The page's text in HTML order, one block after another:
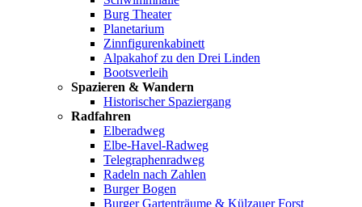
Burg Theater
Planetarium
Zinnfigurenkabinett
Alpakahof zu den Drei Linden
Bootsverleih
Spazieren & Wandern
Historischer Spaziergang
Radfahren
Elberadweg
Elbe-Havel-Radweg
Telegraphenradweg
Radeln nach Zahlen
Burger Bogen
Burger Gartenträume & Külzauer Forst